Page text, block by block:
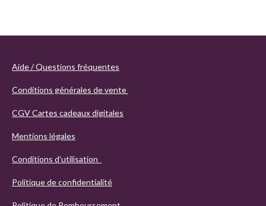
Aide / Questions fréquentes
Conditions générales de vente
CGV Cartes cadeaux digitales
Mentions légales
Conditions d'utilisation
Politique de confidentialité